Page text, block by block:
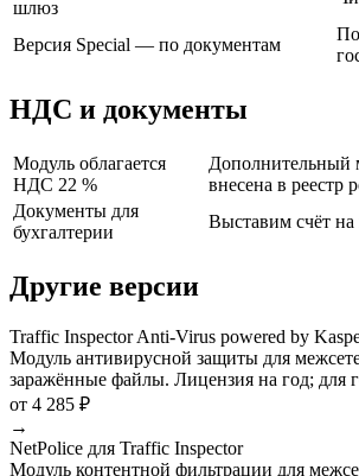
шлюз
Версия Special — по документам
НДС и документы
Модуль облагается
НДС 22 %
Дополнительный
внесена в реестр
Документы для
бухгалтерии
Выставим счёт на
Другие версии
Traffic Inspector Anti-Virus powered by
Модуль антивирусной защиты для
заражённые файлы. Лицензия на год; для
от 4 285 ₽
→
NetPolice для Traffic Inspector
Модуль контентной фильтрации для